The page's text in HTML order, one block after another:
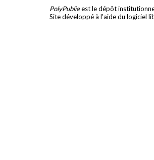
PolyPublieest le dépôt
Site développé à l'aide du logiciel